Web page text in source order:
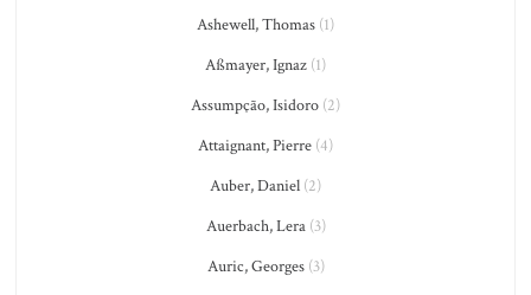
Ashewell, Thomas (1)
Aßmayer, Ignaz (1)
Assumpção, Isidoro (2)
Attaignant, Pierre (4)
Auber, Daniel (2)
Auerbach, Lera(3)
Auric, Georges(3)